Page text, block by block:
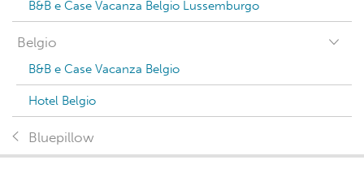
B&B e Case Vacanza Belgio Lussemburgo
Belgio
B&B e Case Vacanza Belgio
Hotel Belgio
Bluepillow